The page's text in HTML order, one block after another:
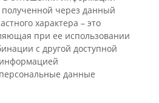
полученной через данный
характера – это
при ее использовании
с другой доступной
данные